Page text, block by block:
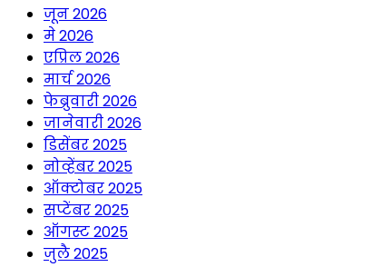
जून 2026
मे 2026
एप्रिल 2026
मार्च 2026
फेब्रुवारी 2026
जानेवारी 2026
डिसेंबर 2025
नोव्हेंबर 2025
ऑक्टोबर 2025
सप्टेंबर 2025
ऑगस्ट 2025
जुलै 2025